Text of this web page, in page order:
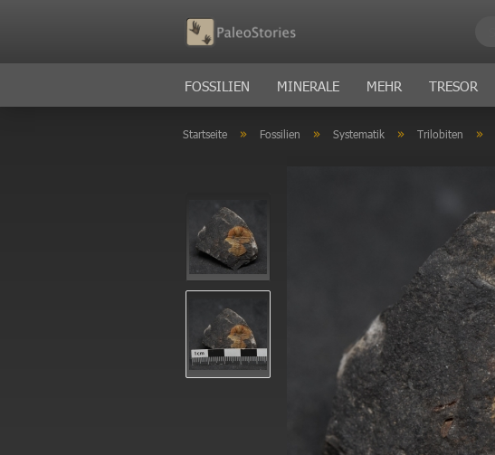
FOSSILIEN MINERALE MEHR TRESOR
Startseite » Fossilien » Systematik » Trilobiten »